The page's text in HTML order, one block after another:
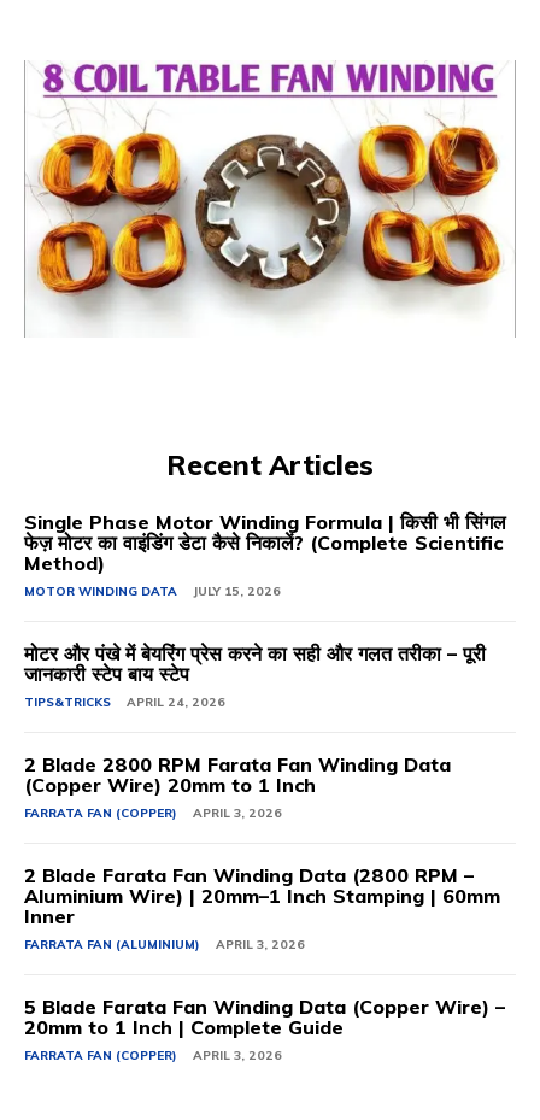
Recent Articles
Single Phase Motor Winding Formula | किसी भी सिंगल
फेज़ मोटर का वाइंडिंग डेटा कैसे निकालें? (Complete Scientific
Method)
MOTOR WINDING DATA JULY 15, 2026
मोटर और पंखे में बेयरिंग प्रेस करने का सही और गलत तरीका – पूरी
जानकारी स्टेप बाय स्टेप
TIPS&TRICKS APRIL 24, 2026
2 Blade 2800 RPM Farata Fan Winding Data
(Copper Wire) 20mm to 1 Inch
FARRATA FAN (COPPER) APRIL 3, 2026
2 Blade Farata Fan Winding Data (2800 RPM –
Aluminium Wire) | 20mm–1 Inch Stamping | 60mm
Inner
FARRATA FAN (ALUMINIUM) APRIL 3, 2026
5 Blade Farata Fan Winding Data (Copper Wire) –
20mm to 1 Inch | Complete Guide
FARRATA FAN (COPPER) APRIL 3, 2026